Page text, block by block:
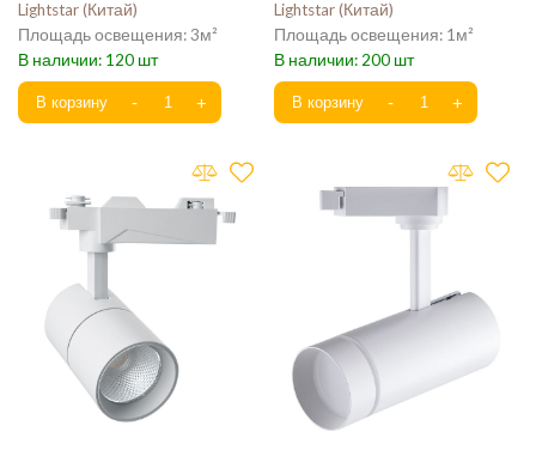
Lightstar Китай
3
120
Lightstar Китай
1
200